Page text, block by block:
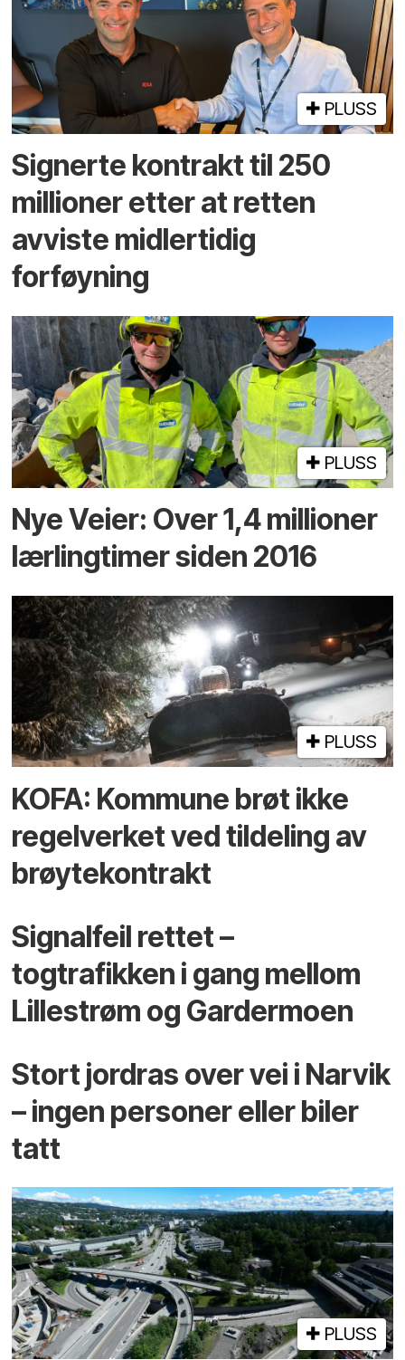
PLUSS
Signerte kontrakt til 250
millioner etter at retten
avviste midlertidig
forføyning
PLUSS
Nye Veier: Over 1,4 millioner
lærlingtimer siden 2016
PLUSS
KOFA: Kommune brøt ikke
regelverket ved tildeling av
brøytekontrakt
Signalfeil rettet –
togtrafikken i gang mellom
Lillestrøm og Gardermoen
Stort jordras over vei i Narvik
– ingen personer eller biler
tatt
PLUSS